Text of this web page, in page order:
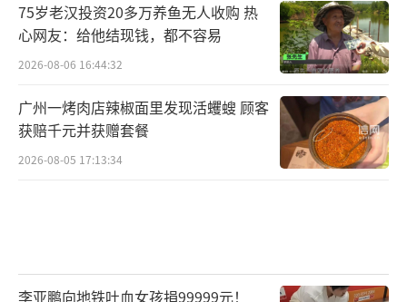
75岁老汉投资20多万养鱼无人收购 热
心网友：给他结现钱，都不容易
2026-08-06 16:44:32
广州一烤肉店辣椒面里发现活蠼螋 顾客
获赔千元并获赠套餐
2026-08-05 17:13:34
李亚鹏向地铁吐血女孩捐99999元！